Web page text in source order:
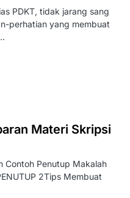
PDKT, tidak jarang sang
perhatian yang membuat
Materi Skripsi
Contoh Penutup Makalah
2Tips Membuat